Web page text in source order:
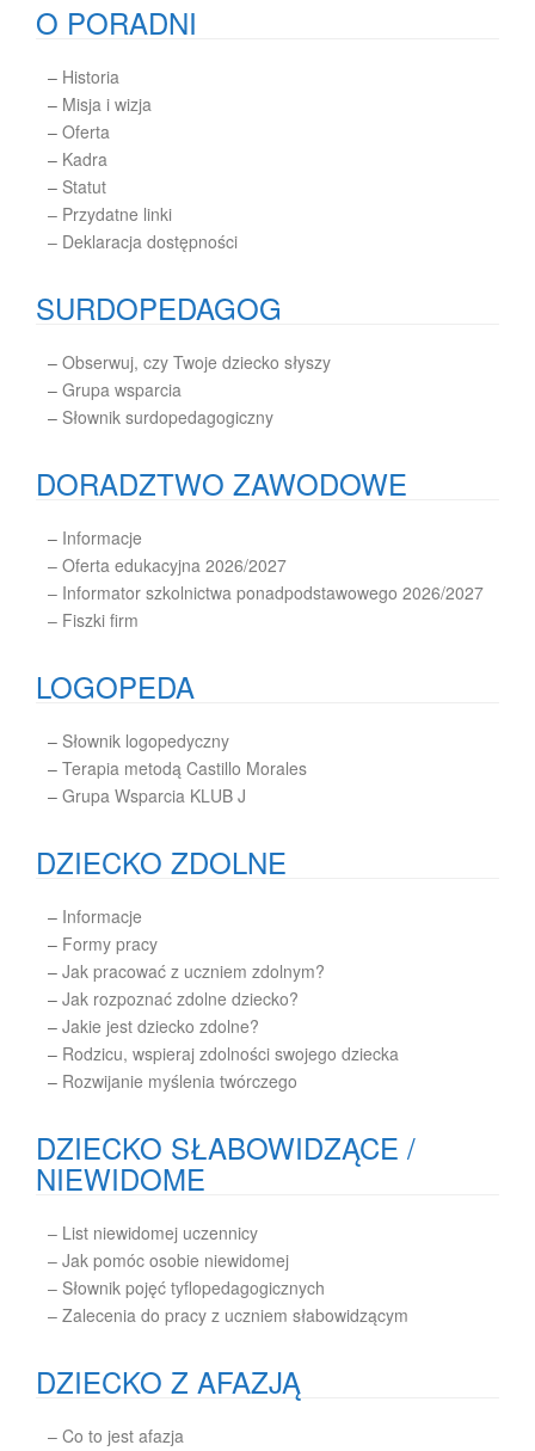
O PORADNI
– Historia
– Misja i wizja
– Oferta
– Kadra
– Statut
– Przydatne linki
– Deklaracja dostępności
SURDOPEDAGOG
– Obserwuj, czy Twoje dziecko słyszy
– Grupa wsparcia
– Słownik surdopedagogiczny
DORADZTWO ZAWODOWE
– Informacje
– Oferta edukacyjna 2026/2027
– Informator szkolnictwa ponadpodstawowego 2026/2027
– Fiszki firm
LOGOPEDA
– Słownik logopedyczny
– Terapia metodą Castillo Morales
– Grupa Wsparcia KLUB J
DZIECKO ZDOLNE
– Informacje
– Formy pracy
– Jak pracować z uczniem zdolnym?
– Jak rozpoznać zdolne dziecko?
– Jakie jest dziecko zdolne?
– Rodzicu, wspieraj zdolności swojego dziecka
– Rozwijanie myślenia twórczego
DZIECKO SŁABOWIDZĄCE /
NIEWIDOME
– List niewidomej uczennicy
– Jak pomóc osobie niewidomej
– Słownik pojęć tyflopedagogicznych
– Zalecenia do pracy z uczniem słabowidzącym
DZIECKO Z AFAZJĄ
– Co to jest afazja